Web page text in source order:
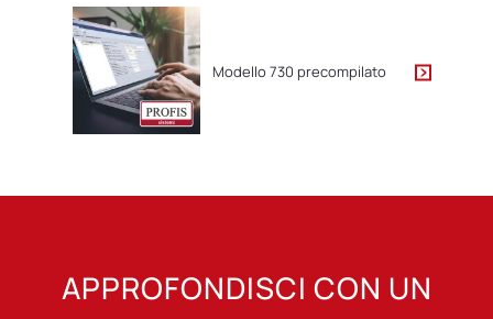
Modello 730 precompilato
APPROFONDISCI CON UN